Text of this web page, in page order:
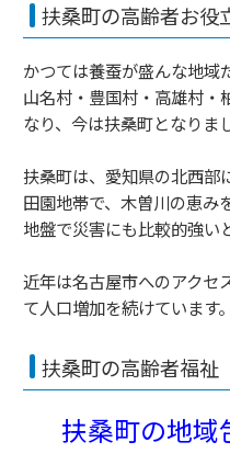
扶桑町の高齢者お役
かつては養蚕が盛んな地域
山名村・豊国村・高雄村・
なり、今は扶桑町となりま
扶桑町は、愛知県の北西部
田園地帯で、木曽川の恵み
地盤で災害にも比較的強い
近年は名古屋市へのアクセ
て人口増加を続けています。
扶桑町の高齢者福祉
扶桑町の地域